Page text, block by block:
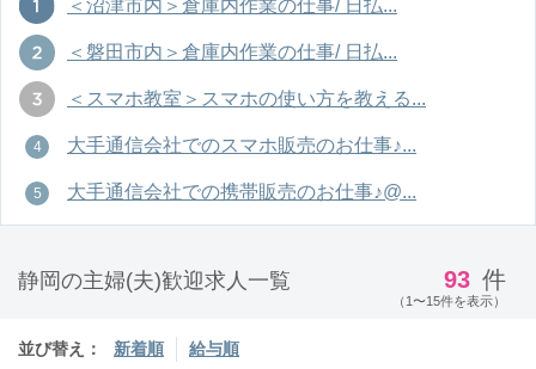
＜沼津市内＞倉庫内作業の仕事/ 日払...
＜磐田市内＞倉庫内作業の仕事/ 日払...
＜スマホ教室＞スマホの使い方を教える...
大手通信会社でのスマホ販売のお仕事♪...
大手通信会社での携帯販売のお仕事♪@...
静岡の主婦(夫)歓迎求人一覧 93 件
（1〜15件を表示）
並び替え： 新着順 給与順